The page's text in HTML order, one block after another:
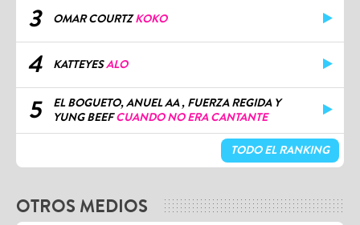
3 OMAR COURTZKOKO
4 KATTEYESALO
5
EL BOGUETO, ANUEL AA , FUERZA REGIDA Y
YUNG BEEFCUANDO NO ERA CANTANTE
TODO EL RANKING
OTROS MEDIOS